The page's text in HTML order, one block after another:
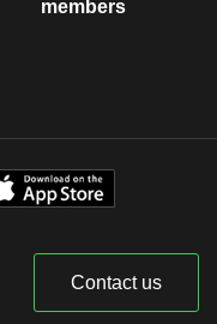
members
Contact us